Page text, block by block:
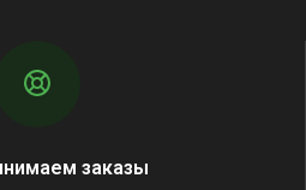
заказы